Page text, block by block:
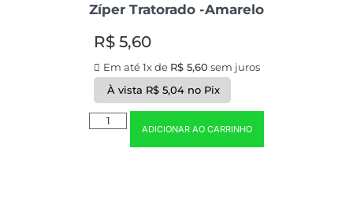
Zíper Tratorado -Amarelo
R$5,60
Em até 1x de R$5,60 sem juros
À vista R$ 5,04 no Pix
ADICIONAR AO CARRINHO